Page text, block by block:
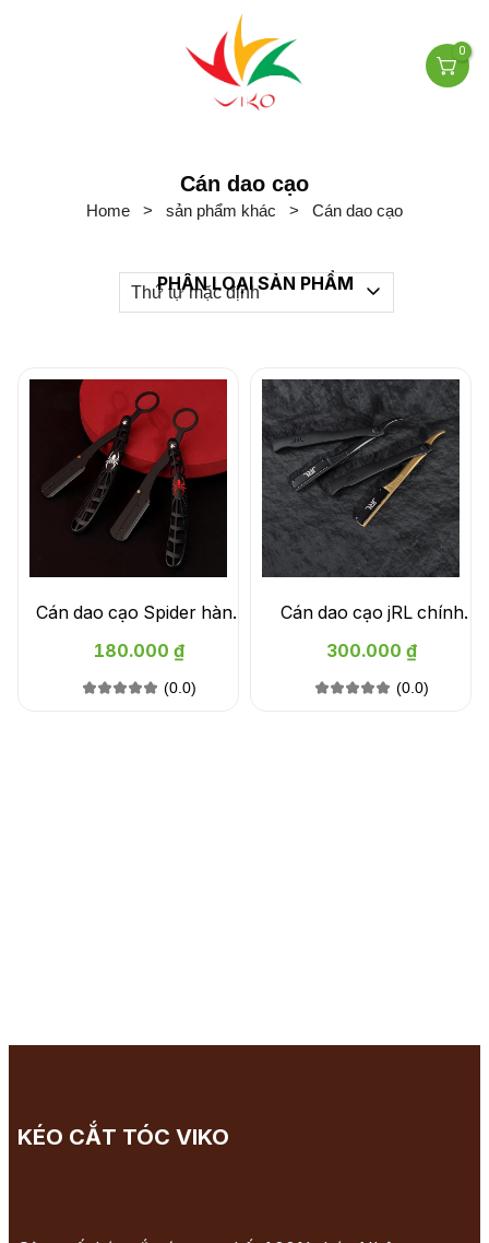
0
Cán dao cạo
Home > sản phẩm khác > Cán dao cạo
PHÂN LOẠI SẢN PHẨM
Thứ tự mặc định
Cán dao cạo Spider hàng
cao cấp
180.000 ₫
(0.0)
Cán dao cạo jRL chính
hãng Black Magnetic
Straight Edge Razor
300.000 ₫
(0.0)
KÉO CẮT TÓC VIKO